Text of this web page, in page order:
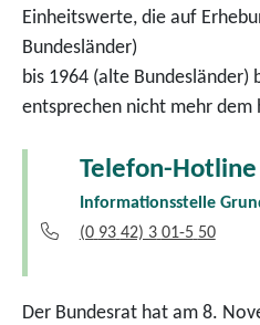
Einheitswerte, die auf
Bundesländer)
bis 1964 (alte Bundesländer)
entsprechen nicht mehr dem
Telefon-Hotline
Informationsstelle
(0 93 42) 3 01-5 50
Der Bundesrat hat am 8.